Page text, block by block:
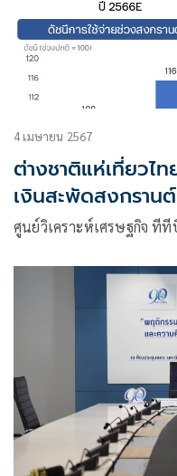
4 เมษายน 2567
ต่างชาติแห่เที่ยวไ
เงินสะพัดสงกรา
55%
ศูนย์วิเคราะห์เศรษฐกิจ ที